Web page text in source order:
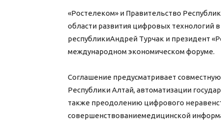
«Ростелеком» и Правительство
области развития цифровых технологий
республикиАндрей Турчак и президент
международном экономическом форуме.
Соглашение предусматривает
Республики Алтай, автоматизации
также преодолению цифрового
совершенствованиемедицинской